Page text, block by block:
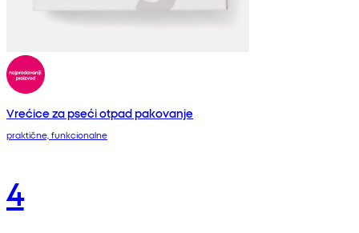
Vrećice za pseći otpad pakovanje
praktične, funkcionalne
4